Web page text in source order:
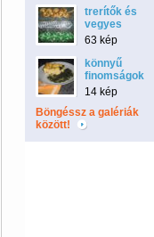
trerítők és
vegyes
63 kép
könnyű
finomságok
14 kép
Böngéssz a galériák
között!